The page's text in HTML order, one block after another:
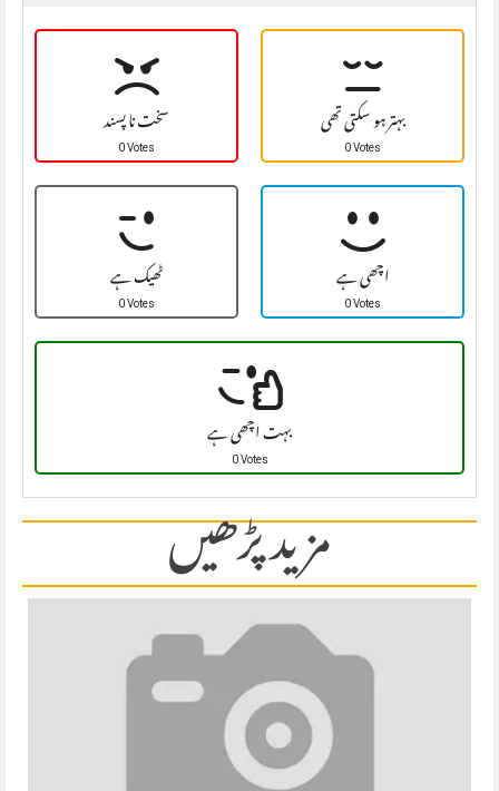
سخت نا پسند
0 Votes بہتر ہو سکتی تھی
0 Votes
ٹھیک ہے
0 Votes اچھی ہے
0 Votes
بہت اچھی ہے
0 Votes
مزید پڑھیں